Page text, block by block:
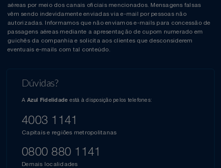
aéreas por meio dos canais oficiais mencionados. Mensagens falsas
vêm sendo indevidamente enviadas via e-mail por pessoas não
autorizadas. Informamos que não enviamos e-mails para concessão de
passagens aéreas mediante a apresentação de cupom numerado em
guichês da companhia e solicita aos clientes que desconsiderem
eventuais e-mails com tal conteúdo.
Dúvidas?
A Azul Fidelidade está à disposição pelos telefones:
4003 1141
Capitais e regiões metropolitanas
0800 880 1141
Demais localidades